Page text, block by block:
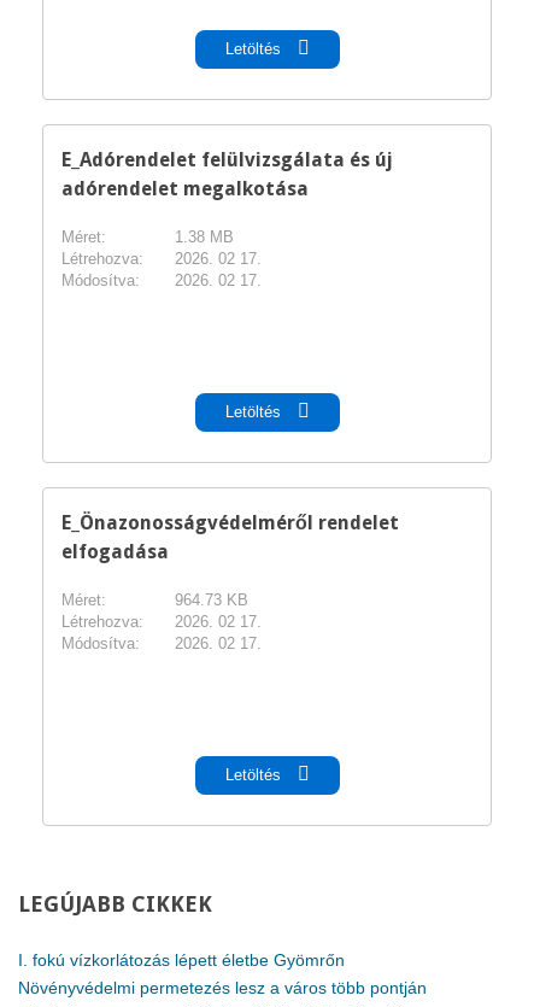
Letöltés
E_Adórendelet felülvizsgálata és új
adórendelet megalkotása
Méret:
1.38 MB
Létrehozva:
2026. 02 17.
Módosítva:
2026. 02 17.
Letöltés
E_Önazonosságvédelméről rendelet
elfogadása
Méret:
964.73 KB
Létrehozva:
2026. 02 17.
Módosítva:
2026. 02 17.
Letöltés
LEGÚJABB CIKKEK
I. fokú vízkorlátozás lépett életbe Gyömrőn
Növényvédelmi permetezés lesz a város több pontján